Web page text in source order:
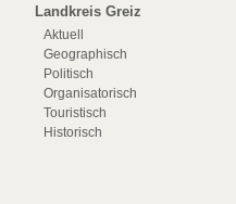
Landkreis Greiz
Aktuell
Geographisch
Politisch
Organisatorisch
Touristisch
Historisch